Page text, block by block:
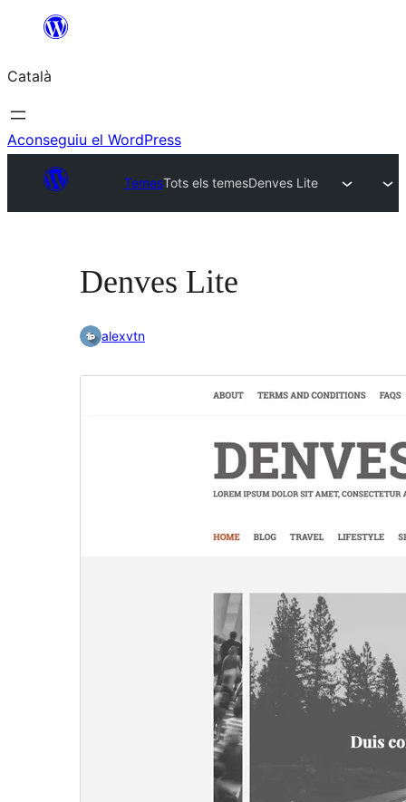
contingut
Català
Aconseguiu el WordPress
TemesTots els temesDenves Lite
Denves Lite
alexvtn